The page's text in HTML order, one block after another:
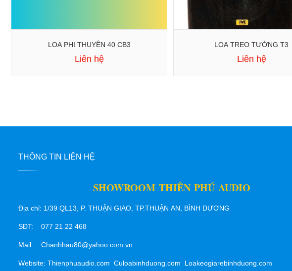
LOA PHI THUYỀN 40 CB3
Liên hệ
LOA TREO TƯỜNG T3
Liên hệ
THÔNG TIN LIÊN HỆ
SHOWROOM THIÊN PHÚ AUDIO
Địa chỉ: 1/39 QL13, P. THUẬN GIAO, TP.THUẬN AN, BÌNH DƯƠNG
SĐT: 077 21 22 468
Mail: Chanhhau80@yahoo.com.vn
Website: Thienphuaudio.com Culoabinhduong.com Loakeogiarebinhduong.com